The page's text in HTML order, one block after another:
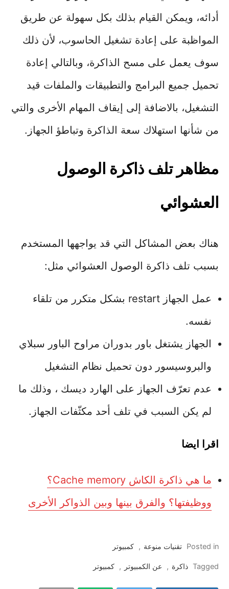
أدائه، ويمكن القيام بذلك بكل سهولة عن طريق
المواظبة على إعادة تشغيل الحاسوب، لأن ذلك
سوف يعمل على مسح الذاكرة، وبالتالي إعادة
تحميل جميع البرامج والتطبيقات والملفات قيد
التشغيل، بالاضافة إلى إيقاف المهام الأخرى والتي
من شأنها استهلاك سعة الذاكرة وتباطؤ الجهاز.
مظاهر تلف ذاكرة الوصول
العشوائي
هناك بعض المشاكل التي قد يواجهها المستخدم
بسبب تلف ذاكرة الوصول العشوائي مثل:
عمل الجهاز restart بشكل متكرر من تلقاء
نفسه.
الجهاز يشتغل باور بدوران مراوح الباور سبلاي
والبروسيسور دون تحميل نظام التشغيل
عدم تعرّف الجهاز على الهارد ديسك ، وذلك ما
لم يكن السبب في تلف أحد مكثّفات الجهاز.
اقرا ايضا
ما هي ذاكرة الكاش Cache memory؟
ووظيفتها؟ والفرق بينها وبين الذواكر الأخرى
Posted in تقنيات منوعة , كمبيوتر
Tagged ذاكرة , عن الكمبيوتر , كمبيوتر